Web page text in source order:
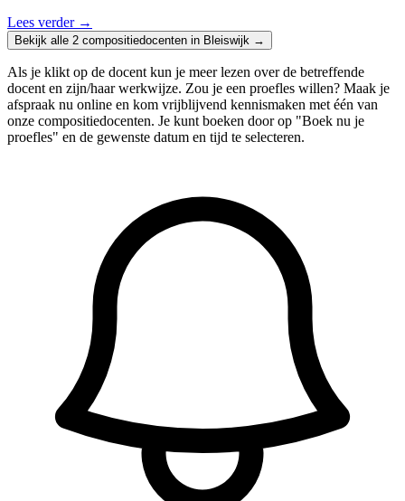
Lees verder →
Bekijk alle 2 compositiedocenten in Bleiswijk →
Als je klikt op de docent kun je meer lezen over de betreffende
docent en zijn/haar werkwijze. Zou je een proefles willen? Maak je
afspraak nu online en kom vrijblijvend kennismaken met één van
onze compositiedocenten. Je kunt boeken door op "Boek nu je
proefles" en de gewenste datum en tijd te selecteren.